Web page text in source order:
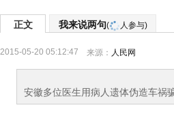
正文 我来说两句( 人参与)
2015-05-20 05:12:47 来源： 人民网
安徽多位医生用病人遗体伪造车祸